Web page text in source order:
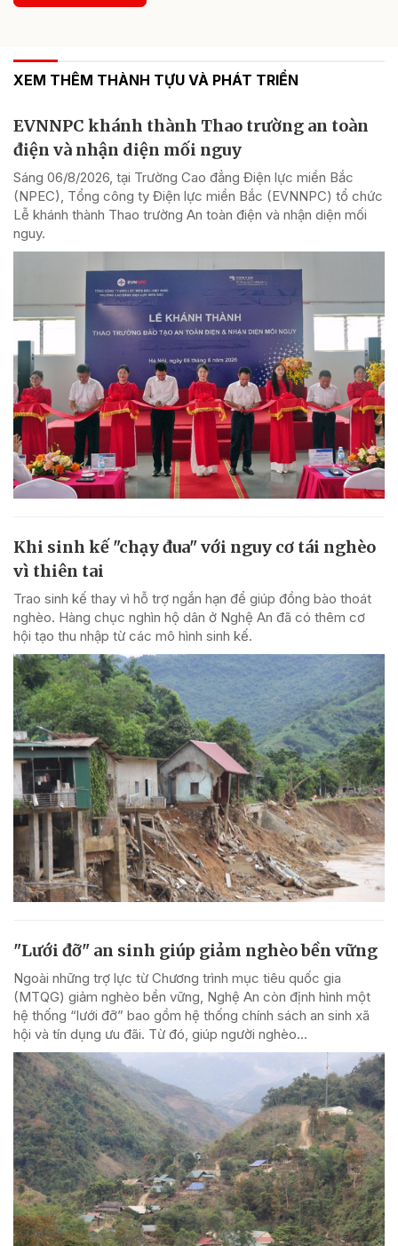
XEM THÊM THÀNH TỰU VÀ PHÁT TRIỂN
EVNNPC khánh thành Thao trường an toàn
điện và nhận diện mối nguy
Sáng 06/8/2026, tại Trường Cao đẳng Điện lực miền Bắc
(NPEC), Tổng công ty Điện lực miền Bắc (EVNNPC) tổ chức
Lễ khánh thành Thao trường An toàn điện và nhận diện mối
nguy.
Khi sinh kế "chạy đua" với nguy cơ tái nghèo
vì thiên tai
Trao sinh kế thay vì hỗ trợ ngắn hạn để giúp đồng bào thoát
nghèo. Hàng chục nghìn hộ dân ở Nghệ An đã có thêm cơ
hội tạo thu nhập từ các mô hình sinh kế.
"Lưới đỡ" an sinh giúp giảm nghèo bền vững
Ngoài những trợ lực từ Chương trình mục tiêu quốc gia
(MTQG) giảm nghèo bền vững, Nghệ An còn định hình một
hệ thống “lưới đỡ” bao gồm hệ thống chính sách an sinh xã
hội và tín dụng ưu đãi. Từ đó, giúp người nghèo...